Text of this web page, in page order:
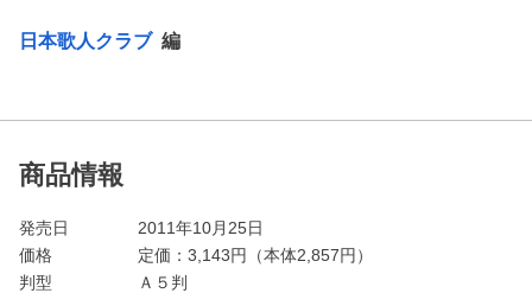
日本歌人クラブ 編
商品情報
発売日
2011年10月25日
価格
定価： 3,143円（本体2,857円）
判型
Ａ５判